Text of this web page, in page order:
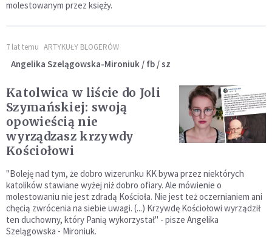
molestowanym przez księży.
7 lat temu ARTYKUŁY BLOGERÓW
Angelika Szelągowska-Mironiuk / fb / sz
Katolwica w liście do Joli
Szymańskiej: swoją
opowieścią nie
wyrządzasz krzywdy
Kościołowi
"Boleję nad tym, że dobro wizerunku KK bywa przez niektórych
katolików stawiane wyżej niż dobro ofiary. Ale mówienie o
molestowaniu nie jest zdradą Kościoła. Nie jest też oczernianiem ani
chęcią zwrócenia na siebie uwagi. (...) Krzywdę Kościołowi wyrządził
ten duchowny, który Panią wykorzystał" - pisze Angelika
Szelągowska - Mironiuk.